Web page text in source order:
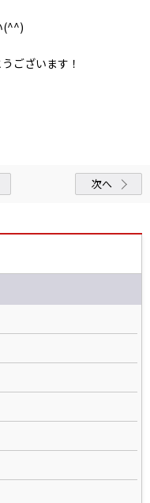
(^^)
ございます！
次へ